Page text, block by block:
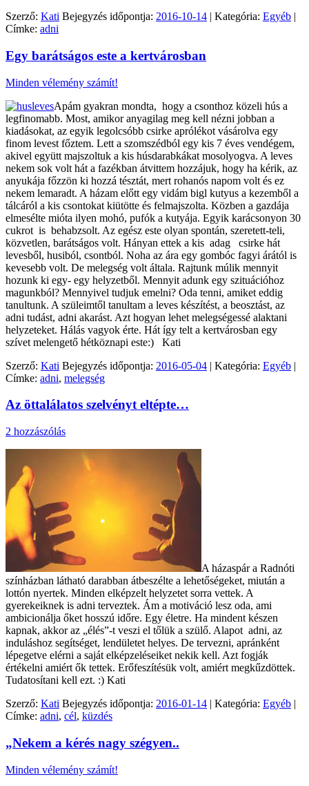
Szerző: Kati Bejegyzés időpontja: 2016-10-14 | Kategória: Egyéb |
Címke: adni
Egy barátságos este a kertvárosban
Minden vélemény számít!
Apám gyakran mondta, hogy a csonthoz közeli hús a
legfinomabb. Most, amikor anyagilag meg kell nézni jobban a
kiadásokat, az egyik legolcsóbb csirke aprólékot vásárolva egy
finom levest főztem. Lett a szomszédból egy kis 7 éves vendégem,
akivel együtt majszoltuk a kis húsdarabkákat mosolyogva. A leves
nekem sok volt hát a fazékban átvittem hozzájuk, hogy ha kérik, az
anyukája főzzön ki hozzá tésztát, mert rohanós napom volt és ez
nekem lemaradt. A házam előtt egy vidám bigl kutyus a kezemből a
tálcáról a kis csontokat kiütötte és felmajszolta. Közben a gazdája
elmesélte mióta ilyen mohó, pufók a kutyája. Egyik karácsonyon 30
cukrot is behabzsolt. Az egész este olyan spontán, szeretett-teli,
közvetlen, barátságos volt. Hányan ettek a kis adag csirke hát
levesből, husiból, csontból. Noha az ára egy gombóc fagyi árától is
kevesebb volt. De melegség volt általa. Rajtunk múlik mennyit
hozunk ki egy- egy helyzetből. Mennyit adunk egy szituációhoz
magunkból? Mennyivel tudjuk emelni? Oda tenni, amiket eddig
tanultunk. A szüleimtől tanultam a leves készítést, a beosztást, az
adni tudást, adni akarást. Azt hogyan lehet melegségessé alaktani
helyzeteket. Hálás vagyok érte. Hát így telt a kertvárosban egy
szívet melengető hétköznapi este:) Kati
Szerző: Kati Bejegyzés időpontja: 2016-05-04 | Kategória: Egyéb |
Címke: adni, melegség
Az öttalálatos szelvényt eltépte…
2 hozzászólás
A házaspár a Radnóti
színházban látható darabban átbeszélte a lehetőségeket, miután a
lottón nyertek. Minden elképzelt helyzetet sorra vettek. A
gyerekeiknek is adni terveztek. Ám a motiváció lesz oda, ami
ambicionálja őket hosszú időre. Egy életre. Ha mindent készen
kapnak, akkor az „élés”-t veszi el tőlük a szülő. Alapot adni, az
induláshoz segítséget, lendületet helyes. De tervezni, apránként
lépegetve elérni a saját elképzeléseiket nekik kell. Azt fogják
értékelni amiért ők tettek. Erőfeszítésük volt, amiért megkűzdöttek.
Tudatosítani kell ezt. :) Kati
Szerző: Kati Bejegyzés időpontja: 2016-01-14 | Kategória: Egyéb |
Címke: adni, cél, küzdés
„Nekem a kérés nagy szégyen..
Minden vélemény számít!